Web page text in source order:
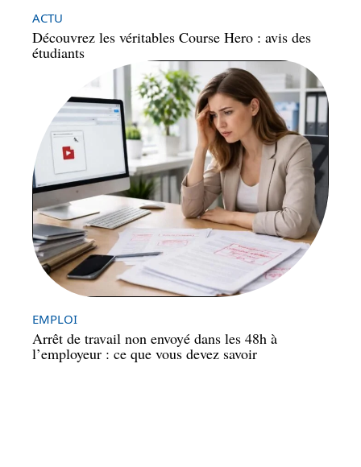
ACTU
Découvrez les véritables Course Hero : avis des
étudiants
EMPLOI
Arrêt de travail non envoyé dans les 48h à
l’employeur : ce que vous devez savoir